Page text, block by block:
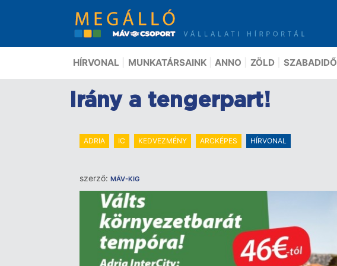
HÍRVONAL MUNKATÁRSAINK ANNO ZÖLD SZABADIDŐ
Irány a tengerpart!
ADRIA IC KEDVEZMÉNY ARCKÉPES HÍRVONAL
szerző: MÁV-KIG